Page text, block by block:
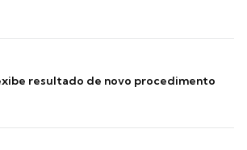
resultado de novo procedimento